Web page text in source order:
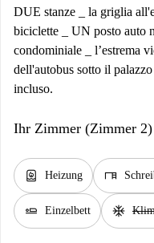
DUE stanze _ la griglia
biciclette _ UN posto auto
condominiale _ l’estrema
dell'autobus sotto il
incluso.
Ihr Zimmer (Zimmer 2)
water_heater Heizung desk
airline_seat_flat Einzelbett ac_unit